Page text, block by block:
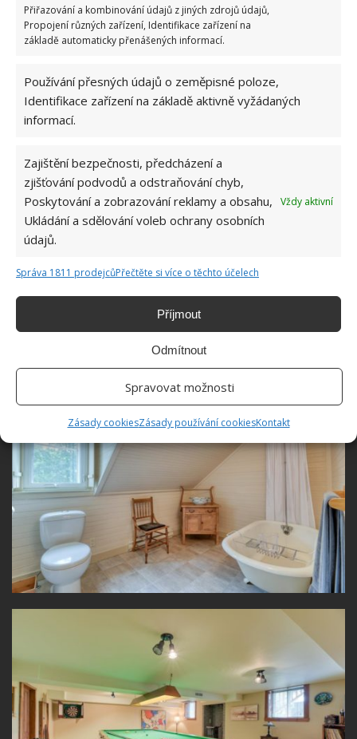
Přiřazování a kombinování údajů z jiných zdrojů údajů,
Propojení různých zařízení, Identifikace zařízení na
základě automaticky přenášených informací.
Používání přesných údajů o zeměpisné poloze,
Identifikace zařízení na základě aktivně vyžádaných
informací.
Zajištění bezpečnosti, předcházení a
zjišťování podvodů a odstraňování chyb,
Poskytování a zobrazování reklamy a obsahu,
Ukládání a sdělování voleb ochrany osobních
údajů.
Vždy aktivní
Správa 1811 prodejcůPřečtěte si více o těchto účelech
Příjmout
Odmítnout
Spravovat možnosti
Zásady cookiesZásady používání cookiesKontakt
Tato místnost umožňuje vstup do koupelny nebo do
patře jsou pro budoucí majitele připraveny 3 ložnice
zařízené v jednoduchém a útulném stylu.